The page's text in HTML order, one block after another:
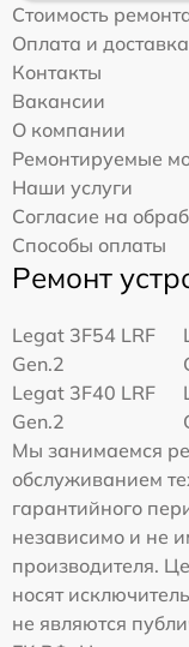
Стоимость
Оплата и доставка
Контакты
Вакансии
О компании
Ремонтируемые
Наши услуги
Согласие на
Способы оплаты
Ремонт
Legat 3F54 LRF
Gen.2
Legat 3F40 LRF
Gen.2
Мы занимаемся
обслуживанием
гарантийного
независимо и не
производителя.
носят
не являются